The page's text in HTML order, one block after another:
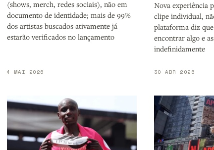
(shows, merch, redes sociais), não em
documento de identidade; mais de 99%
dos artistas buscados ativamente já
estarão verificados no lançamento
4 MAI 2026
Nova experiência
clipe individual,
plataforma diz
encontrar algo e
indefinidamente
30 ABR 2026